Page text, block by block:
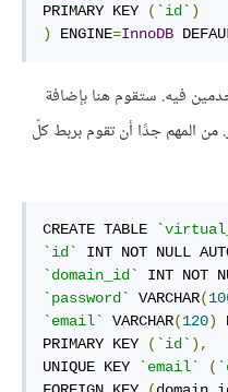
PRIMARY KEY
( `id` )
)
ENGINE=InnoDB
فيه. ستقوم هنا بإضافة
من المهم جدًا أن تقوم بربط كلّ
CREATE TABLE
`id`
INT NOT NULL
`domain_id`
INT NOT
`password`
VARCHAR(
`email`
VARCHAR(120)
PRIMARY KEY
( `id` ),
UNIQUE KEY
`email` (